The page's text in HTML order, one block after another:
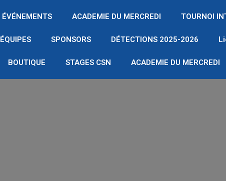
ÉVÉNEMENTS ACADEMIE DU MERCREDI TOURNOI
ÉQUIPES SPONSORS DÉTECTIONS 2025-2026
BOUTIQUE STAGES CSN ACADEMIE DU MERCREDI